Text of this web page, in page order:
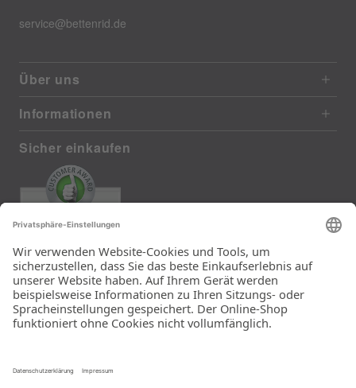
service@bettenrid.de
Über uns
Informationen
Sicher einkaufen
385 reviews from real customers
(last 12 months)
Total: 11283
Die Auswahl und die
Einfachheit der
Bestellung.